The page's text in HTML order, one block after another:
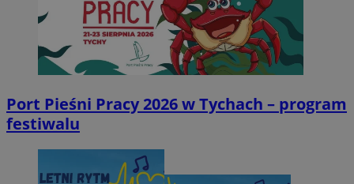
Port Pieśni Pracy 2026 w Tychach – program
festiwalu